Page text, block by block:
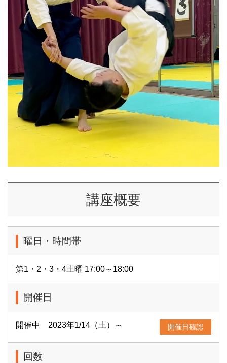
講座概要
曜日・時間帯
第1・2・3・4土曜 17:00～18:00
開催日
開催中 2023年1/14（土）～ 開催日確認
回数